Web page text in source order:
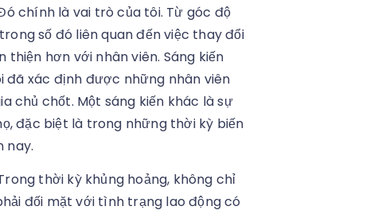
chính là vai trò của tôi. Từ góc độ
số đó liên quan đến việc thay đổi
hơn với nhân viên. Sáng kiến
đã xác định được những nhân viên
chủ chốt. Một sáng kiến khác là sự
đặc biệt là trong những thời kỳ biến
nay.
thời kỳ khủng hoảng, không chỉ
đối mặt với tình trạng lao động có